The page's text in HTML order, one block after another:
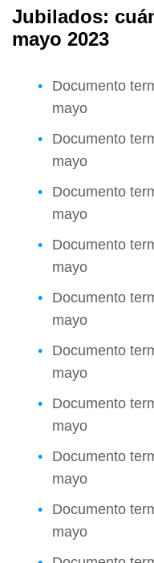
Jubilados:
mayo 2023
Documento
mayo
Documento
mayo
Documento
mayo
Documento
mayo
Documento
mayo
Documento
mayo
Documento
mayo
Documento
mayo
Documento
mayo